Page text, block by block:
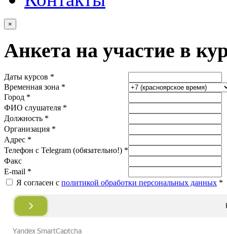
×
Анкета на участие в
Даты курсов *
Временная зона *
Город *
ФИО слушателя *
Должность *
Организация *
Адрес *
Телефон с Telegram (обязательно!) *
Факс
E-mail *
Я согласен с политикой обработки персональных данных *